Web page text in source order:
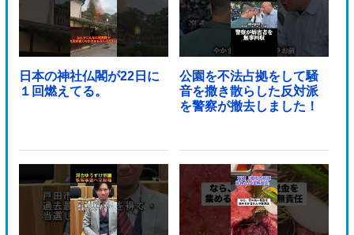
日本の神社仏閣が22日に
１回燃えてる。
公園を不法占拠をして騒
音を撒き散らした反対派
を警察が撤去しました！